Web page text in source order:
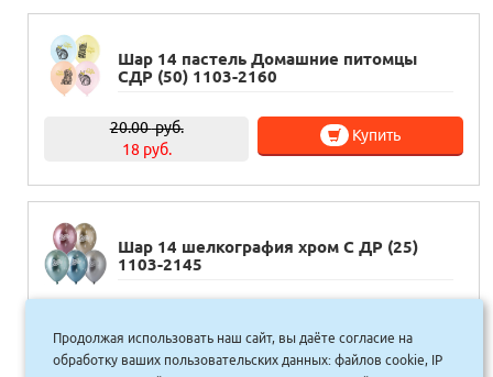
Шар 14 пастель Домашние питомцы
СДР (50) 1103-2160
20.00руб.
18 руб.
Купить
Шар 14 шелкография хром С ДР (25)
1103-2145
41 руб.
Продолжая использовать наш сайт, вы даёте согласие на
обработку ваших пользовательских данных: файлов cookie, IP